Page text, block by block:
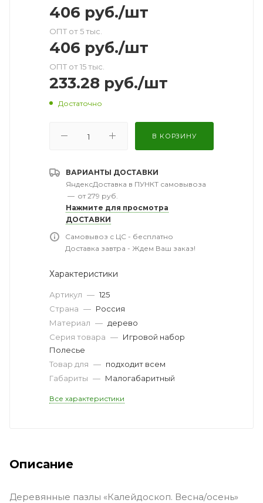
406 руб./шт
ОПТ от 5 тыс.
406 руб./шт
ОПТ от 15 тыс.
233.28 руб./шт
Достаточно
В КОРЗИНУ
ВАРИАНТЫ ДОСТАВКИ
ЯндексДоставка в ПУНКТ самовывоза
— от 279 руб.
Нажмите для просмотра
ДОСТАВКИ
Самовывоз с ЦС - бесплатно
Доставка завтра - Ждем Ваш заказ!
Характеристики
Артикул — 125
Страна — Россия
Материал — дерево
Серия товара — Игровой набор
Полесье
Товар для — подходит всем
Габариты — Малогабаритный
Все характеристики
Описание
Деревянные пазлы «Калейдоскоп. Весна/осень»